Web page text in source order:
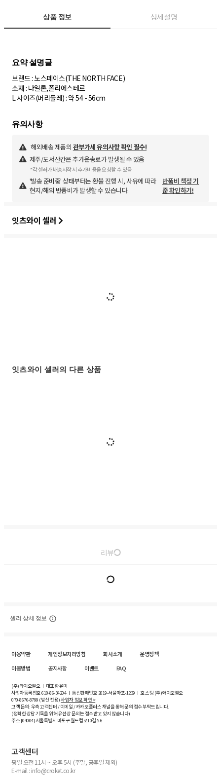
상품 정보 상세설명
요약 설명글
브랜드 : 노스페이스(THE NORTH FACE)
소재 : 나일론,폴리에스테르
L 사이즈(머리둘레) : 약 54 - 56cm
유의사항
해외배송 제품의 관부가세 유의사항 확인 필수!
제주/도서산간은 추가운송료가 발생될 수 있음
*각 셀러가 배송시작 시 추가비용을 요청할 수 있음
'발송 준비중' 상태부터는 환불 진행 시, 사유에 따라
현지/해외 반품비가 발생할 수 있습니다.
반품비 책정 기
준 확인하기!
잇츠와이 셀러
잇츠와이 셀러의 다른 상품
리뷰
셀러 상세 정보
이용약관 개인정보처리방침 회사소개
운영정책
이용방법
공지사항 이벤트 FAQ
(주)와이오엘오 ㅣ 대표 황유미
사업자등록번호610-86-34204ㅣ 통신판매번호 2019-서울마포-1239 ㅣ 호스팅 (주)와이오엘오
070-8676-8799 (발신 전용)사업자 정보 확인 >
고객 문의: 우측 고객센터 / 이메일 / 카카오플러스 채널을 통해 문의 접수 부탁드립니다.
(정확한 상담 기록을 위해 유선상 문의는 접수받고 있지 않습니다)
주소 [04004] 서울특별시 마포구 월드컵로10길5-6
고객센터
평일 오전 11시 ~ 오후 5시 (주말, 공휴일 제외)
E-mail : info@croket.co.kr